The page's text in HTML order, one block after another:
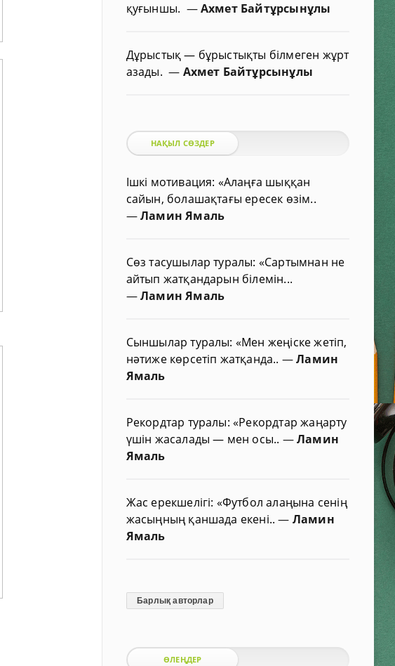
қуғыншы. —Ахмет Байтұрсынұлы
Дұрыстық — бұрыстықты білмеген жұрт
азады.— Ахмет Байтұрсынұлы
НАҚЫЛ СӨЗДЕР
Ішкі мотивация: «Алаңға шыққан
сайын, болашақтағы ересек өзім..
—Ламин Ямаль
Сөз тасушылар туралы: «Сартымнан не
айтып жатқандарын білемін...
—Ламин Ямаль
Сыншылар туралы: «Мен жеңіске жетіп,
нәтиже көрсетіп жатқанда.. —Ламин
Ямаль
Рекордтар туралы: «Рекордтар жаңарту
үшін жасалады — мен осы.. —Ламин
Ямаль
Жас ерекшелігі: «Футбол алаңына сенің
жасыңның қаншада екені..— Ламин
Ямаль
Барлық авторлар
ӨЛЕҢДЕР